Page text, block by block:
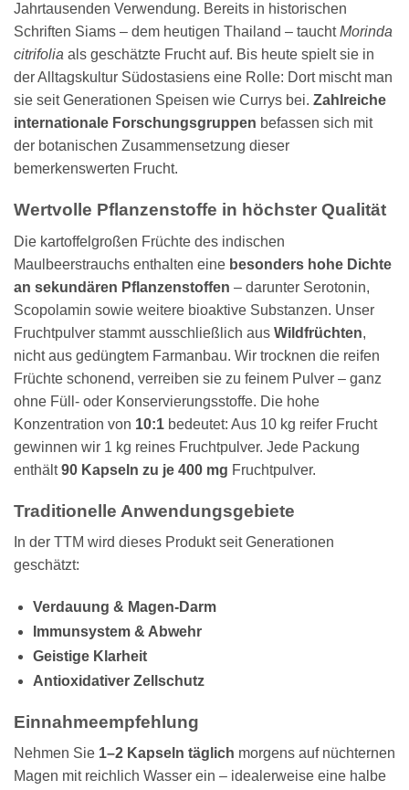
Jahrtausenden Verwendung. Bereits in historischen
Schriften Siams – dem heutigen Thailand – tauchtMorinda
citrifolia als geschätzte Frucht auf. Bis heute spielt sie in
der Alltagskultur Südostasiens eine Rolle: Dort mischt man
sie seit Generationen Speisen wie Currys bei. Zahlreiche
internationale Forschungsgruppen befassen sich mit
der botanischen Zusammensetzung dieser
bemerkenswerten Frucht.
Wertvolle Pflanzenstoffe in höchster Qualität
Die kartoffelgroßen Früchte des indischen
Maulbeerstrauchs enthalten eine besonders hohe Dichte
an sekundären Pflanzenstoffen – darunter Serotonin,
Scopolamin sowie weitere bioaktive Substanzen. Unser
Fruchtpulver stammt ausschließlich aus Wildfrüchten,
nicht aus gedüngtem Farmanbau. Wir trocknen die reifen
Früchte schonend, verreiben sie zu feinem Pulver – ganz
ohne Füll- oder Konservierungsstoffe. Die hohe
Konzentration von 10:1 bedeutet: Aus 10 kg reifer Frucht
gewinnen wir 1 kg reines Fruchtpulver. Jede Packung
enthält90 Kapseln zu je 400 mg Fruchtpulver.
Traditionelle Anwendungsgebiete
In der TTM wird dieses Produkt seit Generationen
geschätzt:
Verdauung & Magen-Darm
Immunsystem & Abwehr
Geistige Klarheit
Antioxidativer Zellschutz
Einnahmeempfehlung
Nehmen Sie 1–2 Kapseln täglich morgens auf nüchternen
Magen mit reichlich Wasser ein – idealerweise eine halbe